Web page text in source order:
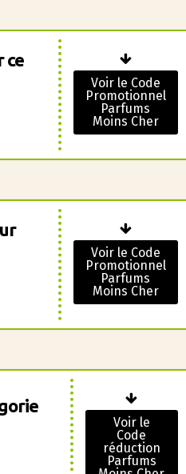
ce
Voir le Code
Promotionnel
Parfums
Moins Cher
Voir le Code
Promotionnel
Parfums
Moins Cher
Voir le
Code
réduction
Parfums